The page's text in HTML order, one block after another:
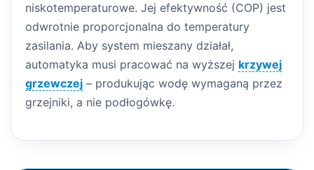
niskotemperaturowe. Jej efektywność (COP) jest
odwrotnie proporcjonalna do temperatury
zasilania. Aby system mieszany działał,
automatyka musi pracować na wyższej krzywej
grzewczej – produkując wodę wymaganą przez
grzejniki, a nie podłogówkę.